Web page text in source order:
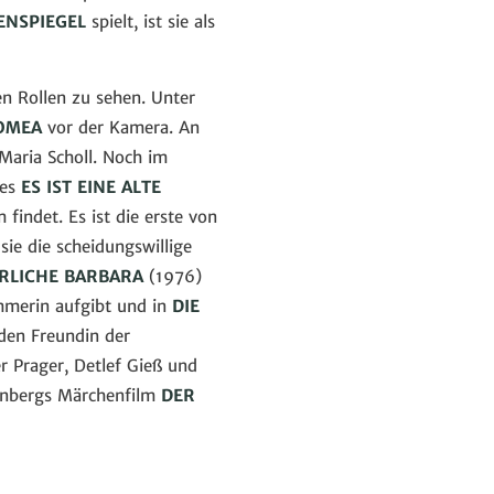
spielt, ist sie als
Rollen zu sehen. Unter
vor der Kamera. An
Scholl. Noch im
ES IST EINE ALTE
findet. Es ist die erste von
die scheidungswillige
BARBARA(1976)
aufgibt und in DIE
Freundin der
Prager, Detlef Gieß und
Märchenfilm DER